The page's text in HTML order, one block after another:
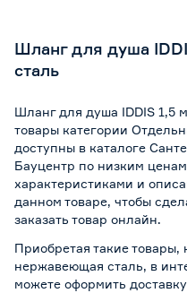
Шланг для душа
сталь
Шланг для душа IDDIS 1,5
товары категории
доступны в каталоге
Бауцентр по низким
характеристиками и
данном товаре, чтобы
заказать товар онлайн.
Приобретая такие
нержавеющая сталь, в
можете оформить